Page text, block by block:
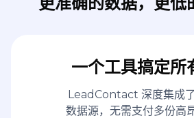
一个工具搞定所
LeadContact 深度集成
数据源，无需支付多份高